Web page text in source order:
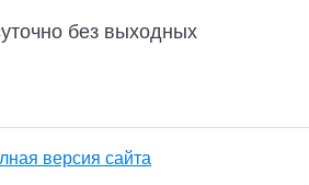
без выходных
версия сайта